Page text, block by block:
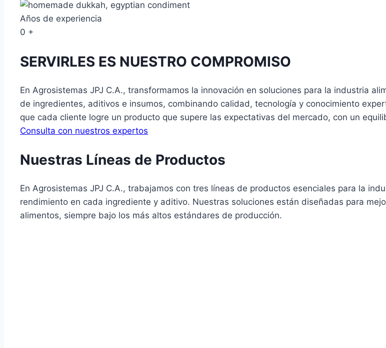
Años de experiencia
0 +
SERVIRLES ES NUESTRO COMPROMISO
En Agrosistemas JPJ C.A., transformamos la innovación en soluciones para la industria
de ingredientes, aditivos e insumos, combinando calidad, tecnología y conocimiento
que cada cliente logre un producto que supere las expectativas del mercado, con un
Consulta con nuestros expertos
Nuestras Líneas de Productos
En Agrosistemas JPJ C.A., trabajamos con tres líneas de productos esenciales para la
rendimiento en cada ingrediente y aditivo. Nuestras soluciones están diseñadas para
alimentos, siempre bajo los más altos estándares de producción.